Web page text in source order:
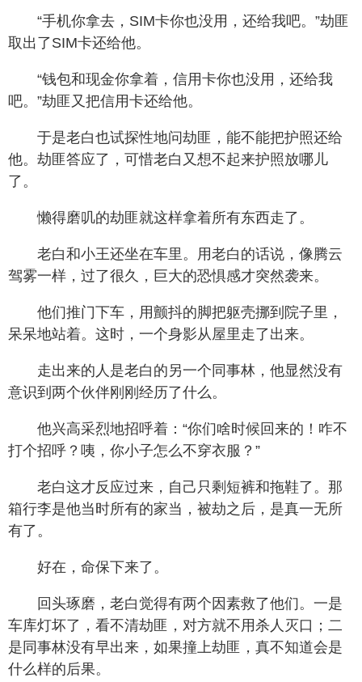
“手机你拿去，SIM卡你也没用，还给我吧。”劫匪
取出了SIM卡还给他。
“钱包和现金你拿着，信用卡你也没用，还给我
吧。”劫匪又把信用卡还给他。
于是老白也试探性地问劫匪，能不能把护照还给
他。劫匪答应了，可惜老白又想不起来护照放哪儿
了。
懒得磨叽的劫匪就这样拿着所有东西走了。
老白和小王还坐在车里。用老白的话说，像腾云
驾雾一样，过了很久，巨大的恐惧感才突然袭来。
他们推门下车，用颤抖的脚把躯壳挪到院子里，
呆呆地站着。这时，一个身影从屋里走了出来。
走出来的人是老白的另一个同事林，他显然没有
意识到两个伙伴刚刚经历了什么。
他兴高采烈地招呼着：“你们啥时候回来的！咋不
打个招呼？咦，你小子怎么不穿衣服？”
老白这才反应过来，自己只剩短裤和拖鞋了。那
箱行李是他当时所有的家当，被劫之后，是真一无所
有了。
好在，命保下来了。
回头琢磨，老白觉得有两个因素救了他们。一是
车库灯坏了，看不清劫匪，对方就不用杀人灭口；二
是同事林没有早出来，如果撞上劫匪，真不知道会是
什么样的后果。